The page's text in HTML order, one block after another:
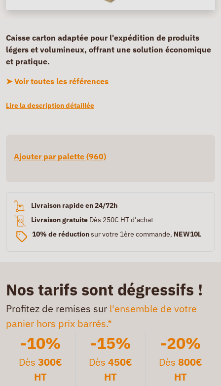
Caisse carton adaptée pour l'expédition de produits
légers et volumineux, offrant une solution économique
et pratique.
➤ Voir toutes les références
Lire la description détaillée
Ajouter par palette (960)
Livraison rapide en 24/72h
Livraison gratuite Dès 250€ HT d’achat
10% de réductionsur votre 1ère commande, NEW10L
Nos tarifs sont dégressifs !
Profitez de remises sur l'ensemble de votre
panier hors prix barrés.*
-10%
Dès300€
HT
-15%
Dès 450€
HT
-20%
Dès 800€
HT